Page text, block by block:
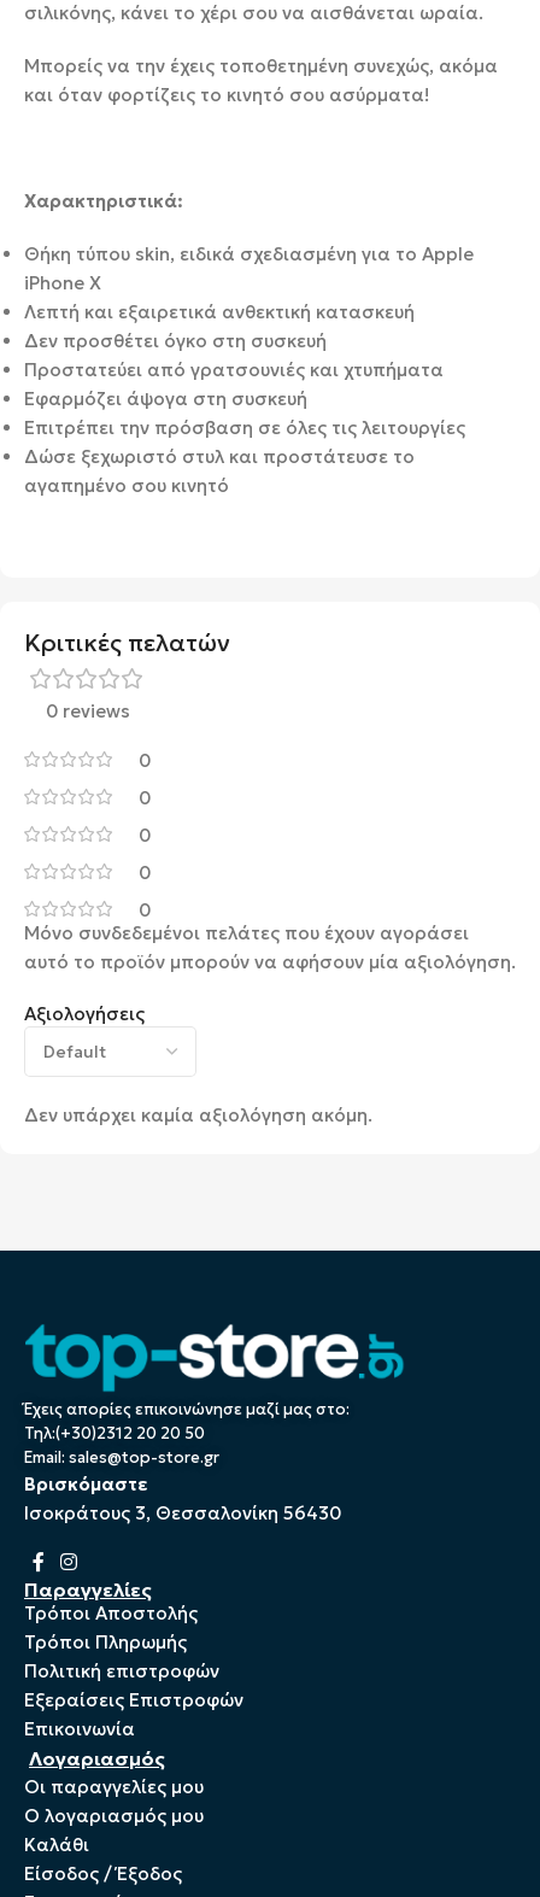
σιλικόνης, κάνει το χέρι σου να αισθάνεται ωραία.
Μπορείς να την έχεις τοποθετημένη συνεχώς, ακόμα
και όταν φορτίζεις το κινητό σου ασύρματα!
Χαρακτηριστικά:
Θήκη τύπου skin, ειδικά σχεδιασμένη για το Apple
iPhone X
Λεπτή και εξαιρετικά ανθεκτική κατασκευή
Δεν προσθέτει όγκο στη συσκευή
Προστατεύει από γρατσουνιές και χτυπήματα
Εφαρμόζει άψογα στη συσκευή
Επιτρέπει την πρόσβαση σε όλες τις λειτουργίες
Δώσε ξεχωριστό στυλ και προστάτευσε το
αγαπημένο σου κινητό
Κριτικές πελατών
0 reviews
0
0
0
0
0
Αξιολογήσεις
Δεν υπάρχει καμία αξιολόγηση ακόμη.
Μόνο συνδεδεμένοι πελάτες που έχουν αγοράσει
αυτό το προϊόν μπορούν να αφήσουν μία αξιολόγηση.
Έχεις απορίες επικοινώνησε μαζί μας στο:
Τηλ:(+30)2312 20 20 50
Email: sales@top-store.gr
Βρισκόμαστε
Ισοκράτους 3, Θεσσαλονίκη 56430
Παραγγελίες
Τρόποι Αποστολής
Τρόποι Πληρωμής
Πολιτική επιστροφών
Εξεραίσεις Επιστροφών
Επικοινωνία
Λογαριασμός
Οι παραγγελίες μου
Ο λογαριασμός μου
Καλάθι
Είσοδος / Έξοδος